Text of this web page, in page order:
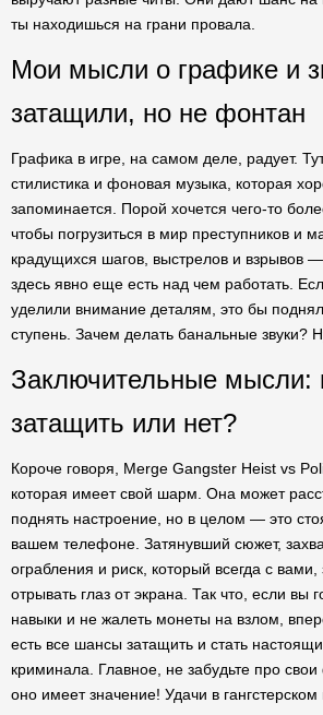
ты находишься на грани провала.
Мои мысли о графике и
затащили, но не фонтан
Графика в игре, на самом деле, радует.
стилистика и фоновая музыка, которая
запоминается. Порой хочется чего-то
чтобы погрузиться в мир преступников и
крадущихся шагов, выстрелов и взрывов
здесь явно еще есть над чем работать.
уделили внимание деталям, это бы
ступень. Зачем делать банальные звуки?
Заключительные мысли:
затащить или нет?
Короче говоря, Merge Gangster Heist vs
которая имеет свой шарм. Она может
поднять настроение, но в целом — это
вашем телефоне. Затянувший сюжет,
ограбления и риск, который всегда с вами,
отрывать глаз от экрана. Так что, если вы
навыки и не жалеть монеты на взлом,
есть все шансы затащить и стать
криминала. Главное, не забудьте про
оно имеет значение! Удачи в